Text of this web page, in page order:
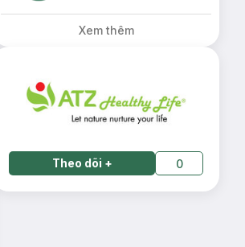
Xem thêm
Theo dõi + 0